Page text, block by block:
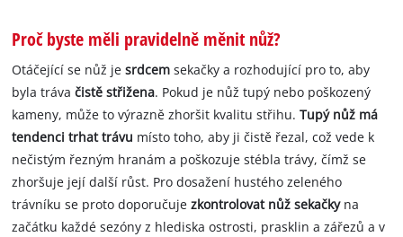
Proč byste měli pravidelně měnit nůž?
Otáčející se nůž jesrdcem sekačky a rozhodující pro to, aby
byla trávačistě střižena. Pokud je nůž tupý nebo poškozený
kameny, může to výrazně zhoršit kvalitu střihu.Tupý nůž má
tendenci trhat trávu místo toho, aby ji čistě řezal, což vede k
nečistým řezným hranám a poškozuje stébla trávy, čímž se
zhoršuje její další růst. Pro dosažení hustého zeleného
trávníku se proto doporučujezkontrolovat nůž sekačkyna
začátku každé sezóny z hlediska ostrosti, prasklin a zářezů a v